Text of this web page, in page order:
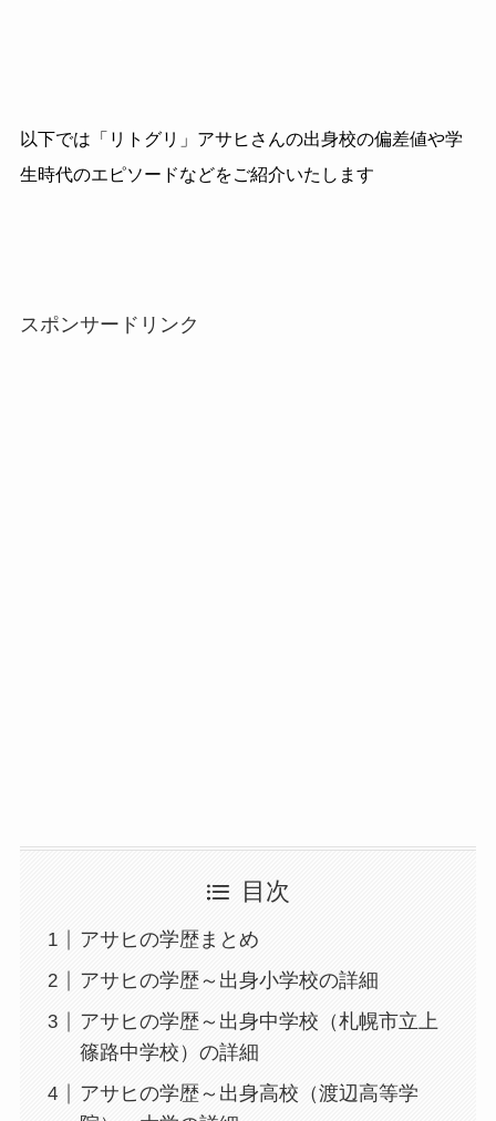
以下では「リトグリ」アサヒさんの出身校の偏差値や学
生時代のエピソードなどをご紹介いたします
スポンサードリンク
目次
アサヒの学歴まとめ
アサヒの学歴～出身小学校の詳細
アサヒの学歴～出身中学校（札幌市立上
篠路中学校）の詳細
アサヒの学歴～出身高校（渡辺高等学